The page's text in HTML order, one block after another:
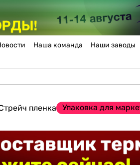
Наша команда Наши заводы
пленка Упаковка для